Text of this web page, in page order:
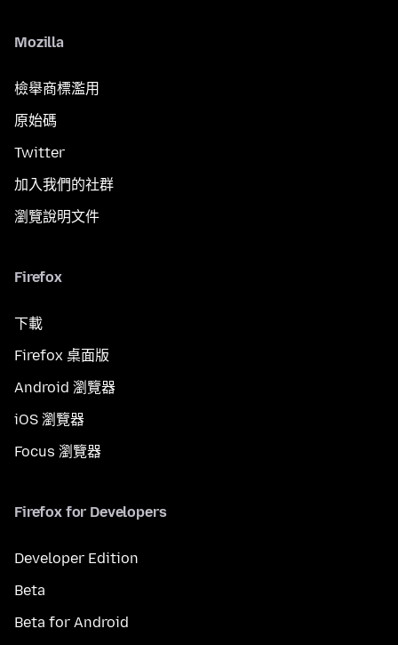
Mozilla
檢舉商標濫用
原始碼
Twitter
加入我們的社群
瀏覽說明文件
Firefox
下載
Firefox 桌面版
Android 瀏覽器
iOS 瀏覽器
Focus 瀏覽器
Firefox for Developers
Developer Edition
Beta
Beta for Android